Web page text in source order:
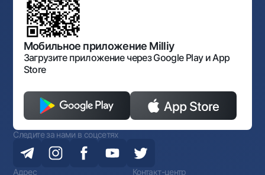
Офисы и банкоматы
Согласие на обработку персональных данных
Следите за нами в соцсетях
+998 78 148-00-10 1344
Нормативно-правовые документы
Порядок и режим работы НБУ
Открытые данные
Антимонопольный комплаенс
Мобильное приложение Milliy
Загрузите приложение через Google Play и App
Store
Следите за нами в соцсетях
Адрес Контакт-центр